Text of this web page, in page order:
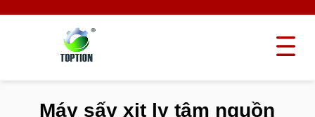
Máy sấy xịt ly tâm nguồn